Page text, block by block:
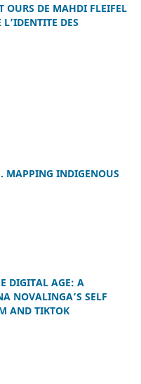
OURS DE MAHDI FLEIFEL
DES
MAPPING INDIGENOUS
DIGITAL AGE: A
NOVALINGA’S SELF
AND TIKTOK